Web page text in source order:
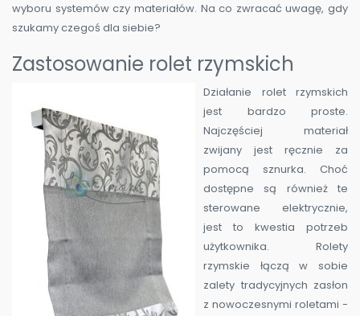
wyboru systemów czy materiałów. Na co zwracać uwagę, gdy
szukamy czegoś dla siebie?
Zastosowanie rolet rzymskich
Działanie rolet rzymskich
jest bardzo proste.
Najczęściej materiał
zwijany jest ręcznie za
pomocą sznurka. Choć
dostępne są również te
sterowane elektrycznie,
jest to kwestia potrzeb
użytkownika. Rolety
rzymskie łączą w sobie
zalety tradycyjnych zasłon
z nowoczesnymi roletami -